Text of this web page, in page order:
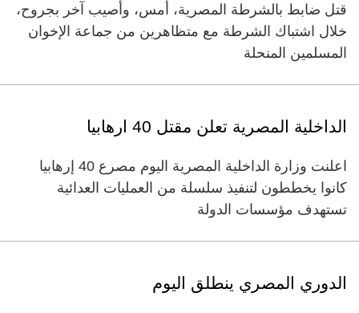
قتل ضابط بالشرطة المصرية، أمس، وأصيب آخر بجروح،
خلال اشتباك الشرطة مع متظاهرين من جماعة الإخوان
المسلمين المنحلة
الداخلية المصرية تعلن مقتل 40 ارهابيا
اعلنت وزارة الداخلية المصرية اليوم مصرع 40 إرهابيا
كانوا يخططون لتنفيذ سلسلة من العمليات العدائية
تستهدف مؤسسات الدولة
الدوري المصري ينطلق اليوم